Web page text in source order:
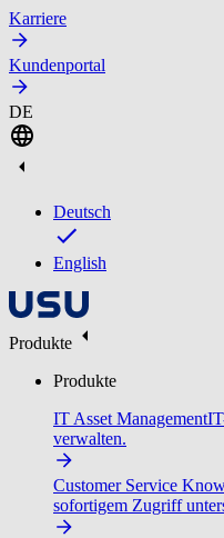
Karriere
Kundenportal
DE
Deutsch
English
Produkte
Produkte
IT Asset Management
verwalten.
Customer Service
sofortigem Zugriff